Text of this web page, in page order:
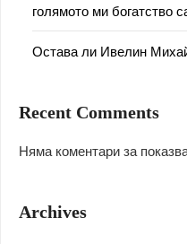
голямото ми богатство
Остава ли Ивелин
Recent Comments
Няма коментари за
Archives